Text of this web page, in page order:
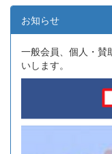
お知らせ
一般会員、個人・賛
いします。